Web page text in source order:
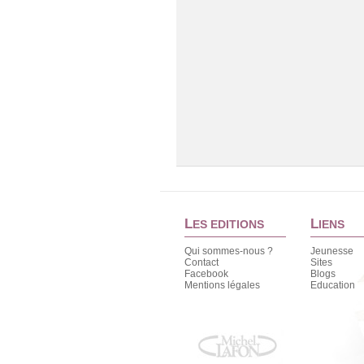
LES EDITIONS
Qui sommes-nous ?
Contact
Facebook
Mentions légales
LIENS
Jeunesse
Sites
Blogs
Education